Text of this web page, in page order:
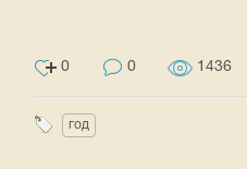
0 0 1436
год